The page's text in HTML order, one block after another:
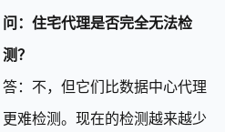
问：住宅代理是否完全无法检
测？
答：不，但它们比数据中心代理
更难检测。现在的检测越来越少